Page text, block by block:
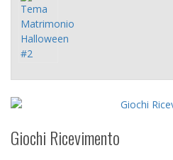
Giochi Ricevimento